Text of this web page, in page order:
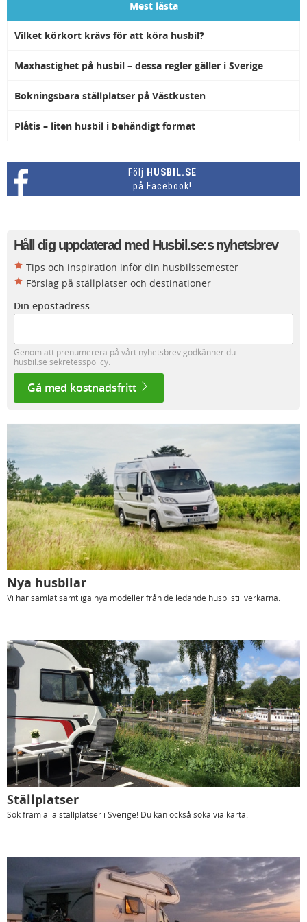
Mest lästa
Vilket körkort krävs för att köra husbil?
Maxhastighet på husbil – dessa regler gäller i Sverige
Bokningsbara ställplatser på Västkusten
Plåtis – liten husbil i behändigt format
Följ HUSBIL.SE
på Facebook!
Håll dig uppdaterad med Husbil.se:s nyhetsbrev
Tips och inspiration inför din husbilssemester
Förslag på ställplatser och destinationer
Din epostadress
Genom att prenumerera på vårt nyhetsbrev godkänner du
husbil.se sekretesspolicy
Gå med kostnadsfritt
Nya husbilar
Vi har samlat samtliga nya modeller från de ledande husbilstillverkarna.
Ställplatser
Sök fram alla ställplatser i Sverige! Du kan också söka via karta.